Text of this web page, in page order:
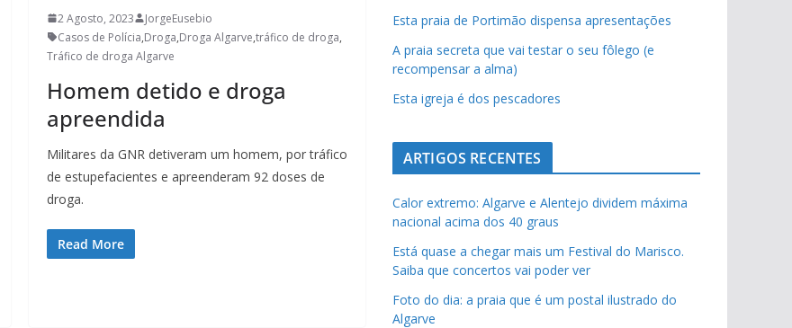
2 Agosto, 2023
JorgeEusebio
Casos de Polícia,Droga,Droga Algarve,tráfico de droga,
Tráfico de droga Algarve
Homem detido e droga
apreendida
Militares da GNR detiveram um homem, por tráfico
de estupefacientes e apreenderam 92 doses de
droga.
Read More
Esta praia de Portimão dispensa apresentações
A praia secreta que vai testar o seu fôlego (e
recompensar a alma)
Esta igreja é dos pescadores
ARTIGOS RECENTES
Calor extremo: Algarve e Alentejo dividem máxima
nacional acima dos 40 graus
Está quase a chegar mais um Festival do Marisco.
Saiba que concertos vai poder ver
Foto do dia: a praia que é um postal ilustrado do
Algarve